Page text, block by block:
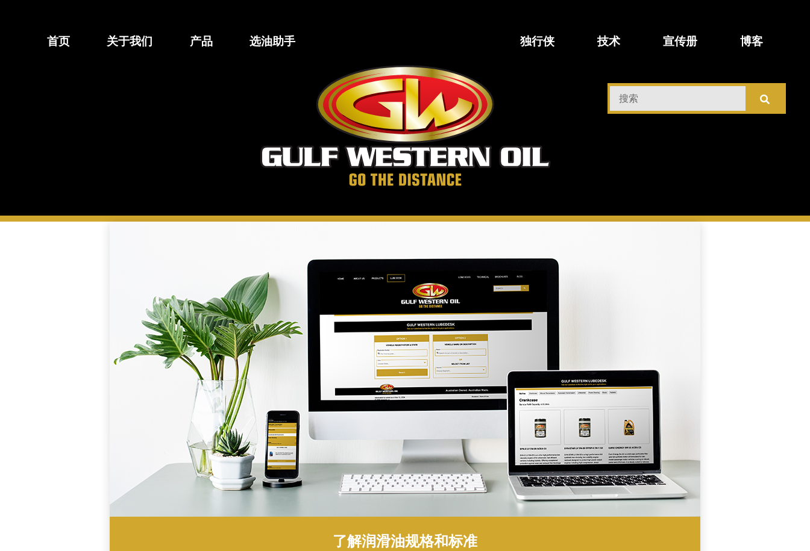
石
油
走
首页 关于我们 产品 选油助手 独行侠 技术 宣传册 博客
搜
了解润滑油规格和标准